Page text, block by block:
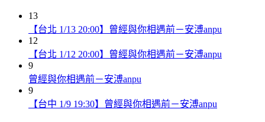
13
【台北 1/13 20:00】曾經與你相遇前－安溥anpu
12
【台北 1/12 20:00】曾經與你相遇前－安溥anpu
9
曾經與你相遇前－安溥anpu
9
【台中 1/9 19:30】曾經與你相遇前－安溥anpu